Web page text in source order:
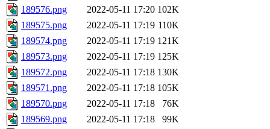
189576.png
2022-05-11 17:20 102K
189575.png
2022-05-11 17:19 110K
189574.png
2022-05-11 17:19 121K
189573.png
2022-05-11 17:19 125K
189572.png
2022-05-11 17:18 130K
189571.png
2022-05-11 17:18 105K
189570.png
2022-05-11 17:18
76K
189569.png
2022-05-11 17:18
99K